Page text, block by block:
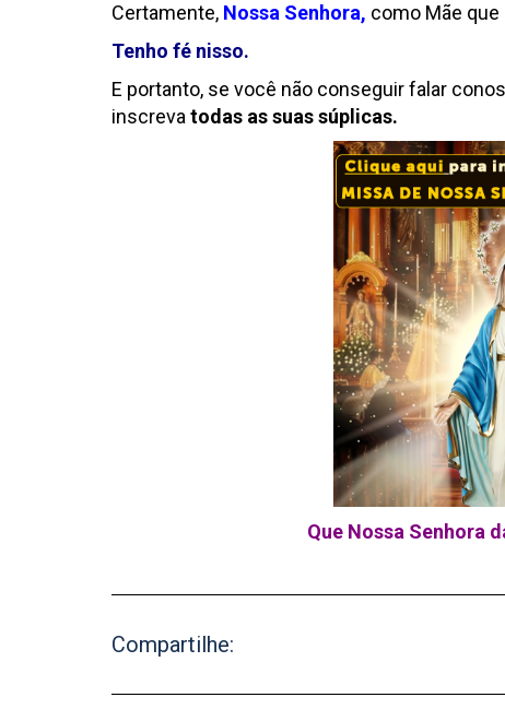
Certamente, Nossa Senhora, como Mãe que
Tenho fé nisso.
E portanto, se você não conseguir falar
inscrevatodas as suas súplicas.
Que Nossa Senhora
Compartilhe: